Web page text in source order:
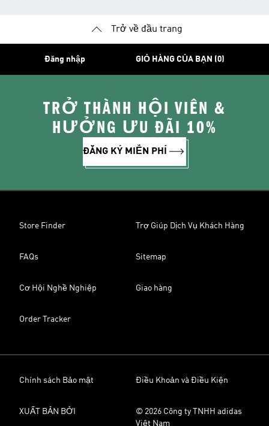
Trở về đầu trang
Đăng nhập GIỎ HÀNG CỦA BẠN (0)
TRỞ THÀNH HỘI VIÊN &
HƯỞNG ƯU ĐÃI 10%
ĐĂNG KÝ MIỄN PHÍ
Store Finder Trợ Giúp Dịch Vụ Khách Hàng
FAQs Sitemap
Cơ Hội Nghề Nghiệp Giao hàng
Order Tracker
Chính sách Bảo mật Điều Khoản và Điều Kiện
XUẤT BẢN BỞI
© 2026 Công ty TNHH adidas
Việt Nam